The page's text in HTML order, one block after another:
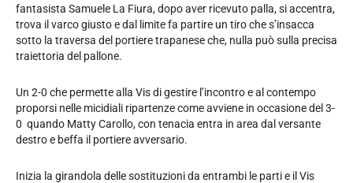
fantasista Samuele La Fiura, dopo aver ricevuto palla, si accentra,
trova il varco giusto e dal limite fa partire un tiro che s’insacca
sotto la traversa del portiere trapanese che, nulla può sulla precisa
traiettoria del pallone.
Un 2-0 che permette alla Vis di gestire l’incontro e al contempo
proporsi nelle micidiali ripartenze come avviene in occasione del 3-
0 quando Matty Carollo, con tenacia entra in area dal versante
destro e beffa il portiere avversario.
Inizia la girandola delle sostituzioni da entrambi le parti e il Vis